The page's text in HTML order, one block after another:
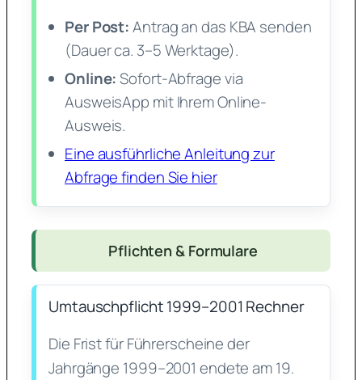
Per Post:Antrag an das KBA senden
(Dauer ca. 3–5 Werktage).
Online:Sofort-Abfrage via
AusweisApp mit Ihrem Online-
Ausweis.
Eine ausführliche Anleitung zur
Abfrage finden Sie hier
Pflichten & Formulare
Umtauschpflicht 1999–2001 Rechner
Die Frist für Führerscheine der
Jahrgänge 1999–2001 endete am 19.